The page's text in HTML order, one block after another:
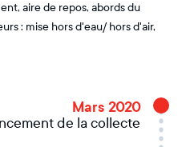
aire de repos, abords du
: mise hors d'eau/ hors d'air,
Mars 2020
de la collecte